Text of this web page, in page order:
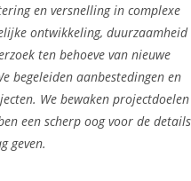
en versnelling in complexe
ontwikkeling, duurzaamheid
ten behoeve van nieuwe
begeleiden aanbestedingen en
We bewaken projectdoelen
een scherp oog voor de details
geven.